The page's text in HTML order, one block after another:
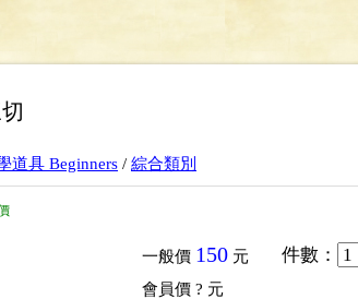
道具 Beginners / 綜合類別
一般價 150元
會員價? 元
件數 ：